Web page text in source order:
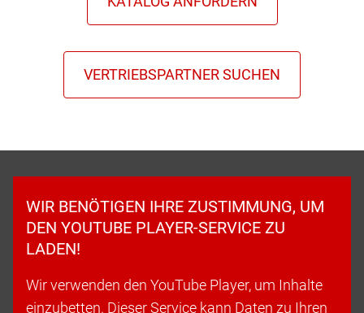
WIR BENÖTIGEN IHRE ZUSTIMMUNG, UM
DEN YOUTUBE PLAYER-SERVICE ZU
LADEN!
Wir verwenden den YouTube Player, um Inhalte
einzubetten. Dieser Service kann Daten zu Ihren